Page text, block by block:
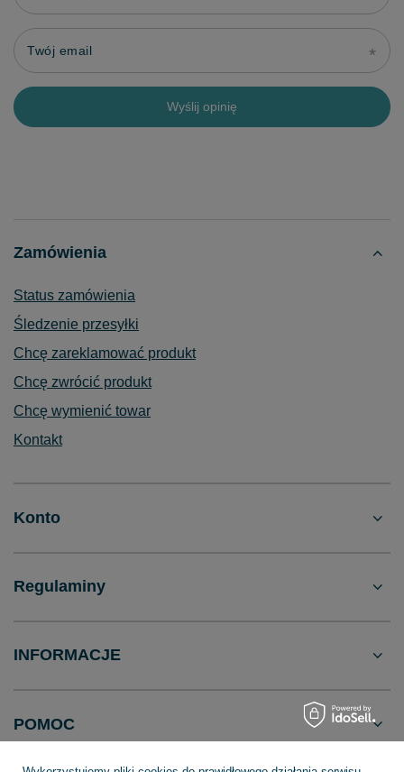
Twój email
Wyślij opinię
Zamówienia
Status zamówienia
Śledzenie przesyłki
Chcę zareklamować produkt
Chcę zwrócić produkt
Chcę wymienić towar
Kontakt
Konto
Regulaminy
INFORMACJE
POMOC